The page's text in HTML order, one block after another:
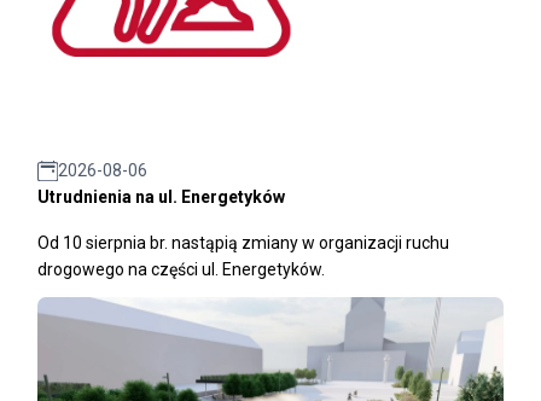
2026-08-06
Utrudnienia na ul. Energetyków
Od 10 sierpnia br. nastąpią zmiany w organizacji ruchu
drogowego na części ul. Energetyków.